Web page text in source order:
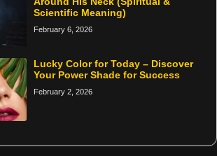
Scientific Meaning)
February 6, 2026
Lucky Color for Today – Discover
Your Power Shade for Success
February 2, 2026